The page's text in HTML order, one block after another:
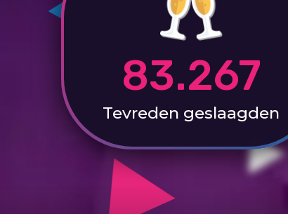
83.267
Tevreden geslaagden